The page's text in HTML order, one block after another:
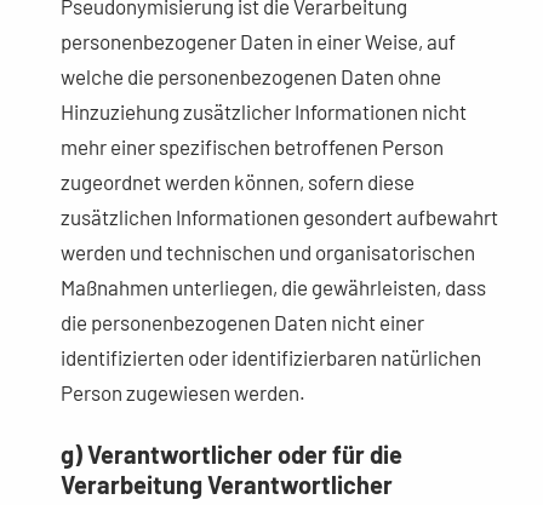
Pseudonymisierung ist die Verarbeitung
personenbezogener Daten in einer Weise, auf
welche die personenbezogenen Daten ohne
Hinzuziehung zusätzlicher Informationen nicht
mehr einer spezifischen betroffenen Person
zugeordnet werden können, sofern diese
zusätzlichen Informationen gesondert aufbewahrt
werden und technischen und organisatorischen
Maßnahmen unterliegen, die gewährleisten, dass
die personenbezogenen Daten nicht einer
identifizierten oder identifizierbaren natürlichen
Person zugewiesen werden.
g) Verantwortlicher oder für die
Verarbeitung Verantwortlicher